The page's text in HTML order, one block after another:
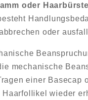
oder Haarbürste
oder
mechanische
einer Basecap
wieder